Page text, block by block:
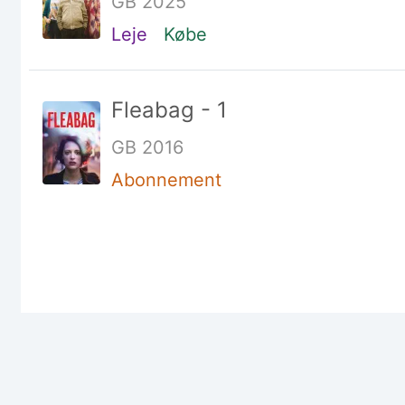
Leje
Købe
Fleabag - 1
GB 2016
Abonnement